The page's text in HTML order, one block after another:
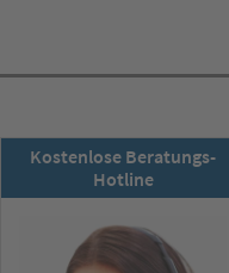
Kostenlose Beratungs-
Hotline